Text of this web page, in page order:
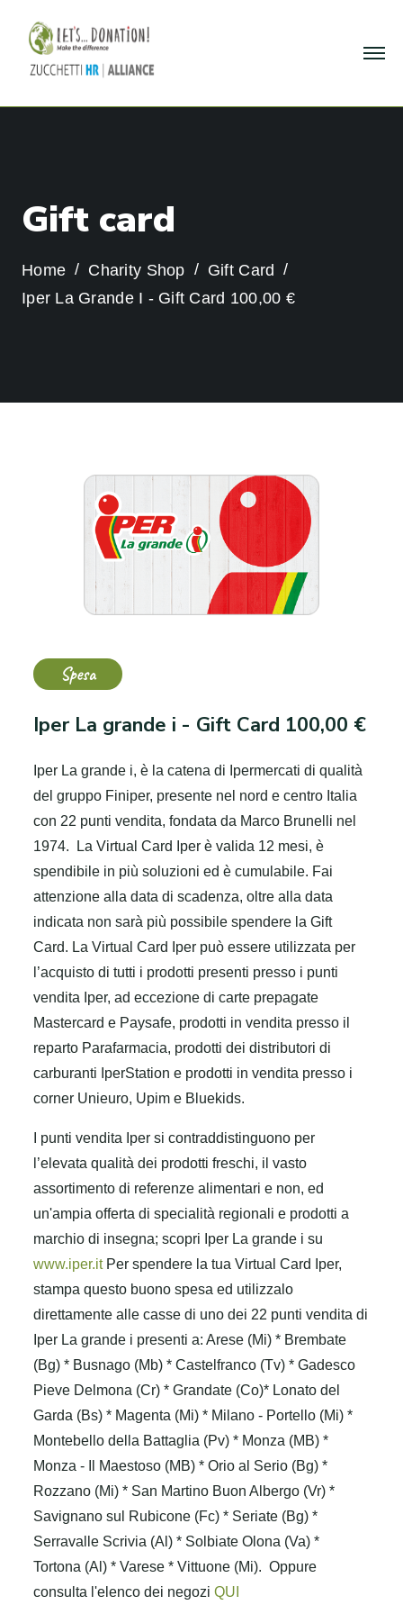
Gift card
Home Charity Shop
Gift Card
Iper La Grande I - Gift Card 100,00 €
Spesa
Iper La grande i - Gift Card 100,00 €
Iper La grande i, è la catena di Ipermercati di qualità
del gruppo Finiper, presente nel nord e centro Italia
con 22 punti vendita, fondata da Marco Brunelli nel
1974.
La Virtual Card Iper è valida 12 mesi, è
spendibile in più soluzioni ed è cumulabile. Fai
attenzione alla data di scadenza, oltre alla data
indicata non sarà più possibile spendere la Gift
Card. La Virtual Card Iper può essere utilizzata per
l’acquisto di tutti i prodotti presenti presso i punti
vendita Iper, ad eccezione di carte prepagate
Mastercard e Paysafe, prodotti in vendita presso il
reparto Parafarmacia, prodotti dei distributori di
carburanti IperStation e prodotti in vendita presso i
corner Unieuro, Upim e Bluekids.
I punti vendita Iper si contraddistinguono per
l’elevata qualità dei prodotti freschi, il vasto
assortimento di referenze alimentari e non, ed
un'ampia offerta di specialità regionali e prodotti a
marchio di insegna; scopri Iper La grande i su
www.iper.itPer spendere la tua Virtual Card Iper,
stampa questo buono spesa ed utilizzalo
direttamente alle casse di uno dei 22 punti vendita di
Iper La grande i presenti a: Arese (Mi) * Brembate
(Bg) * Busnago (Mb) * Castelfranco (Tv) * Gadesco
Pieve Delmona (Cr) * Grandate (Co)* Lonato del
Garda (Bs) * Magenta (Mi) * Milano - Portello (Mi) *
Montebello della Battaglia (Pv) * Monza (MB) *
Monza - Il Maestoso (MB) * Orio al Serio (Bg) *
Rozzano (Mi) * San Martino Buon Albergo (Vr) *
Savignano sul Rubicone (Fc) * Seriate (Bg) *
Serravalle Scrivia (Al) * Solbiate Olona (Va) *
Tortona (Al) * Varese * Vittuone (Mi). Oppure
consulta l'elenco dei negoziQUI